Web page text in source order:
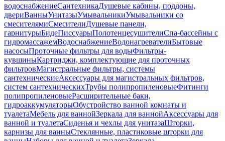
водоснабжениеСантехникаДушевые кабины, поддоны,
двериВанныУнитазыУмывальникиУмывальники со
смесителямиСмесителиДушевые панели,
гарнитурыБидеПиссуарыПолотенцесушителиСпа-бассейны с
гидромассажемВодоснабжениеВодонагревателиБытовые
насосыПроточные фильтры для водыФильтры-
кувшиныКартриджи, комплектующие для проточных
фильтровМагистральные фильтры, системы
сантехническиеАксессуары для магистральных фильтров,
систем сантехническихТрубы полипропиленовыеФитинги
полипропиленовыеРасширительные баки,
гидроаккумуляторыОбустройство ванной комнаты и
туалетаМебель для ваннойЗеркала для ваннойАксессуары для
ванной и туалетаСиденья и чехлы для унитазаШторки,
карнизы для ванныСтеклянные, пластиковые шторки для